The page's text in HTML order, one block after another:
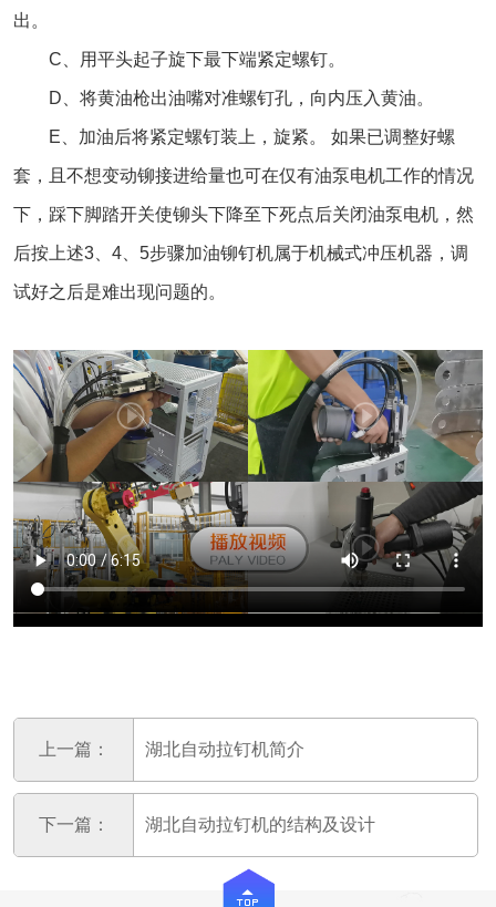
出。
C、用平头起子旋下最下端紧定螺钉。
D、将黄油枪出油嘴对准螺钉孔，向内压入黄油。
E、加油后将紧定螺钉装上，旋紧。 如果已调整好螺
套，且不想变动铆接进给量也可在仅有油泵电机工作的情况
下，踩下脚踏开关使铆头下降至下死点后关闭油泵电机，然
后按上述3、4、5步骤加油铆钉机属于机械式冲压机器，调
试好之后是难出现问题的。
上一篇： 湖北自动拉钉机简介
下一篇： 湖北自动拉钉机的结构及设计